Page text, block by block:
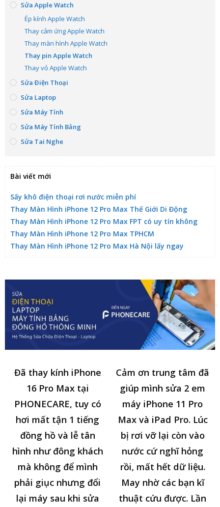
Sửa Apple Watch
Ép kính Apple Watch
Thay cảm ứng Apple Watch
Thay màn hình Apple Watch
Thay pin Apple Watch
Thay vỏ Apple Watch
Sửa Điện Thoại
Sửa Laptop
Sửa Máy Tính
Sửa Máy Tính Bảng
Sửa Tai Nghe
Bài viết mới
Sấy khô điện thoại rơi nước miễn phí
Thay Màn Hình iPhone 12 Pro Max Thế Giới Di Động
Thay Màn Hình iPhone 12 Pro Max FPT có uy tín không
Thay Màn Hình iPhone 12 Pro Max TPHCM
Thay Màn Hình iPhone 12 Pro Max Hà Nội lấy ngay
Đã thay kính iPhone
16 Pro Max tại
PHONECARE, tuy có
hơi mất tận 1 tiếng
đồng hồ và lễ tân
hình như đông khách
mà không để mình
phải giục nhưng đổi
lại máy sau khi sửa
Cảm ơn trung tâm đã
giúp mình sửa 2 em
máy iPhone 11 Pro
Max và iPad Pro. Lúc
bị rơi vỡ lại còn vào
nước cứ nghĩ hỏng
rồi, mất hết dữ liệu.
May nhờ các bạn kĩ
thuật cứu được. Lần